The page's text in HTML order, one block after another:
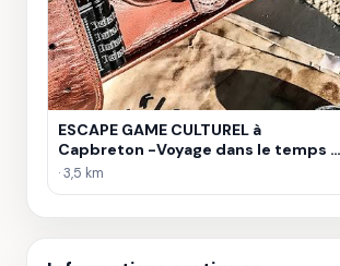
ESCAPE GAME CULTUREL à
Capbreton -Voyage dans le temps -
Activité à capbreton
· 3,5 km